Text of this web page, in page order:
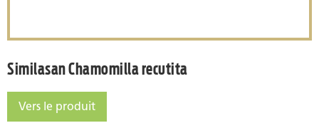
Similasan Chamomilla recutita
Similasan Chamomilla recutita
Vers le produit